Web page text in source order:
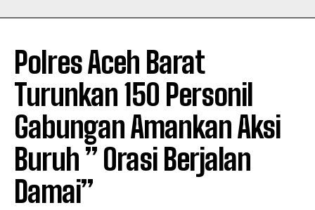
Polres Aceh Barat
Turunkan 150 Personil
Gabungan Amankan Aksi
Buruh ” Orasi Berjalan
Damai”